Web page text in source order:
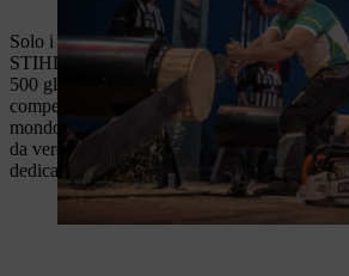
Solo i migliori taglialegna del mondo
STIHL TIMBERSPORTS®. Attualmente,
500 gli atleti che partecipano attivamente
competizioni della serie STIHL
mondo sono circa 2000. Molti degli atleti
da vere e proprie dinastie di boscaioli che
dedicano a questo sport.